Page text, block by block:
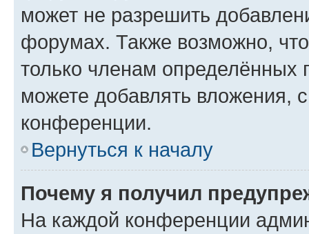
может не разрешить
форумах. Также возможно,
только членам определённых
можете добавлять вложения,
конференции.
Вернуться к началу
Почему я получил
На каждой конференции